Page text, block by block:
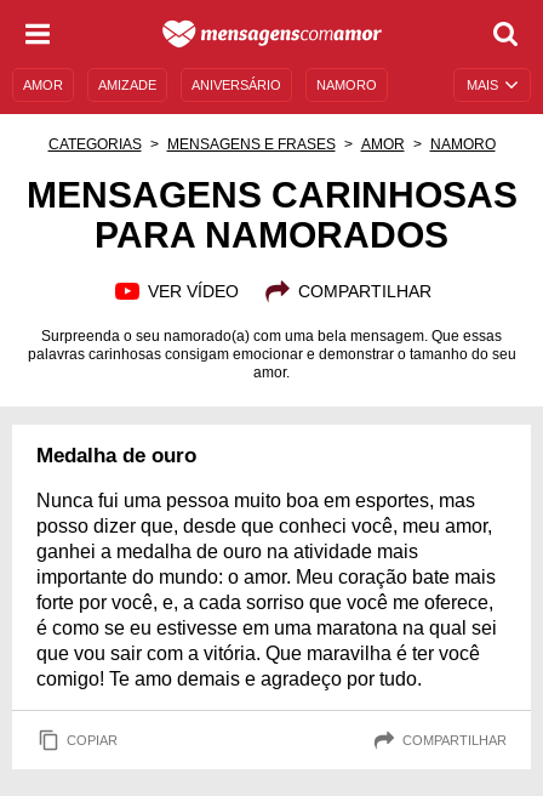
MAIS
AMOR AMIZADE ANIVERSÁRIO NAMORO
MENSAGENS E FRASES MENSAGENS DE ANIVERSÁRIO
CATEGORIAS MENSAGENS E FRASES AMOR NAMORO
MENSAGENS CARINHOSAS
PARA NAMORADOS
VER VÍDEO COMPARTILHAR
Surpreenda o seu namorado(a) com uma bela mensagem. Que essas
palavras carinhosas consigam emocionar e demonstrar o tamanho do seu
amor.
Medalha de ouro
Nunca fui uma pessoa muito boa em esportes, mas
posso dizer que, desde que conheci você, meu amor,
ganhei a medalha de ouro na atividade mais
importante do mundo: o amor. Meu coração bate mais
forte por você, e, a cada sorriso que você me oferece,
é como se eu estivesse em uma maratona na qual sei
que vou sair com a vitória. Que maravilha é ter você
comigo! Te amo demais e agradeço por tudo.
COPIAR COMPARTILHAR